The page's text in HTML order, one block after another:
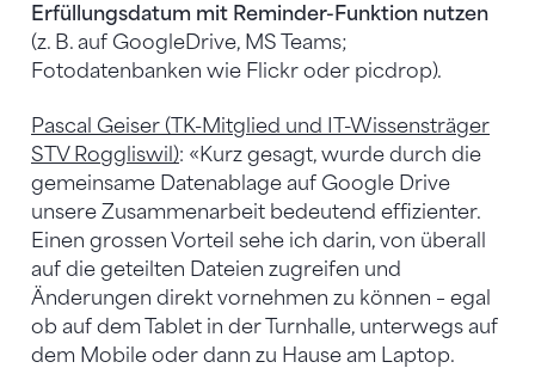
Erfüllungsdatum mit Reminder-Funktion nutzen
(z. B. auf GoogleDrive, MS Teams;
Fotodatenbanken wie Flickr oder picdrop).
Pascal Geiser (TK-Mitglied und IT-Wissensträger
STV Roggliswil): «Kurz gesagt, wurde durch die
gemeinsame Datenablage auf Google Drive
unsere Zusammenarbeit bedeutend effizienter.
Einen grossen Vorteil sehe ich darin, von überall
auf die geteilten Dateien zugreifen und
Änderungen direkt vornehmen zu können – egal
ob auf dem Tablet in der Turnhalle, unterwegs auf
dem Mobile oder dann zu Hause am Laptop.